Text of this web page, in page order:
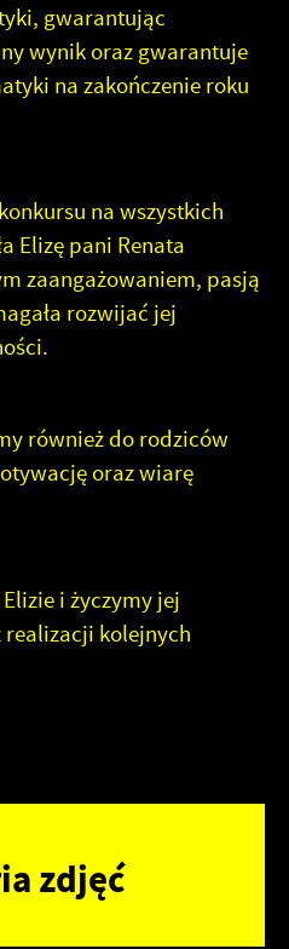
gwarantując
wynik oraz gwarantuje
na zakończenie roku
na wszystkich
Elizę pani Renata
zaangażowaniem, pasją
rozwijać jej
również do rodziców
oraz wiarę
i życzymy jej
realizacji kolejnych
zdjęć